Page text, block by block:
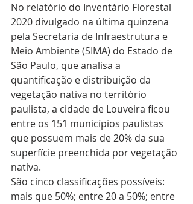
No relatório do Inventário Florestal
2020 divulgado na última quinzena
pela Secretaria de Infraestrutura e
Meio Ambiente (SIMA) do Estado de
São Paulo, que analisa a
quantificação e distribuição da
vegetação nativa no território
paulista, a cidade de Louveira ficou
entre os 151 municípios paulistas
que possuem mais de 20% da sua
superfície preenchida por vegetação
nativa.
São cinco classificações possíveis:
mais que 50%; entre 20 a 50%; entre